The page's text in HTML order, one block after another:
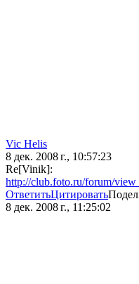
Vic Hеlis
8 дек. 2008 г., 10:57:23
Re[Vinik]:
http://club.foto.ru/forum/
ОтветитьЦитировать
8 дек. 2008 г., 11:25:02